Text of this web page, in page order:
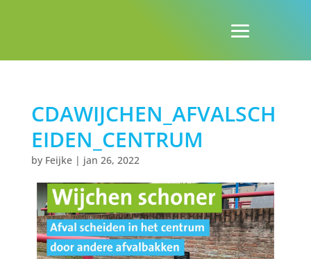
CDAWIJCHEN_AFVALSCH
EIDEN_CENTRUM
by Feijke| jan 26, 2022